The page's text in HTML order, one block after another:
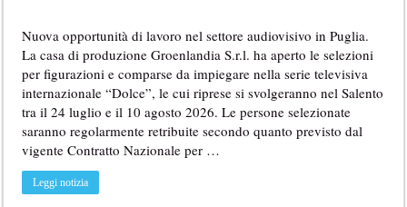
Nuova opportunità di lavoro nel settore audiovisivo in Puglia.
La casa di produzione Groenlandia S.r.l. ha aperto le selezioni
per figurazioni e comparse da impiegare nella serie televisiva
internazionale “Dolce”, le cui riprese si svolgeranno nel Salento
tra il 24 luglio e il 10 agosto 2026. Le persone selezionate
saranno regolarmente retribuite secondo quanto previsto dal
vigente Contratto Nazionale per …
Leggi notizia